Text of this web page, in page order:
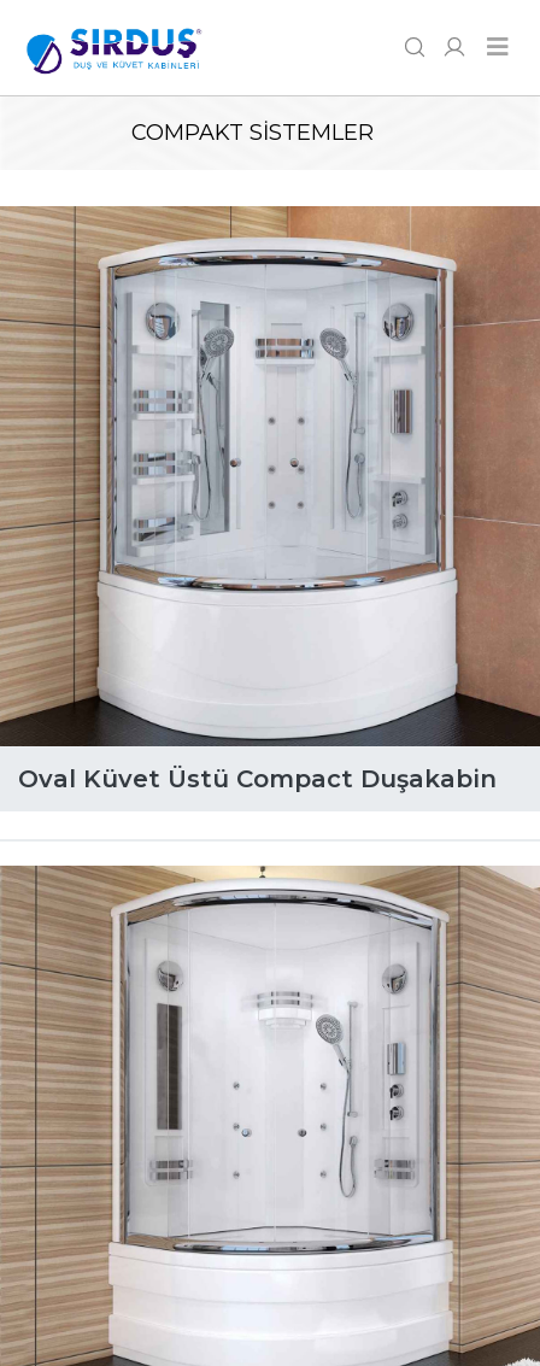
COMPAKT SISTEMLER
Oval Küvet Üstü Compact Duşakabin